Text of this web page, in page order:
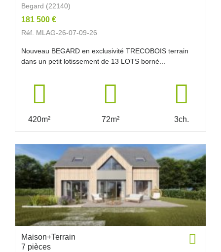
Begard (22140)
181 500 €
Réf. MLAG-26-07-09-26
Nouveau BEGARD en exclusivité TRECOBOIS terrain
dans un petit lotissement de 13 LOTS borné...
420m² 72m² 3ch.
Maison+Terrain
7 pièces